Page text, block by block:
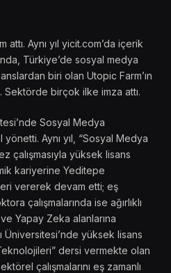
attı. Aynı yıl yicit.com’da içerik
Türkiye’de sosyal medya
biri olan Utopic Farm’ın
Sektörde birçok ilke imza attı.
Sosyal Medya
yönetti. Aynı yıl, “Sosyal Medya
çalışmasıyla yüksek lisans
kariyerine Yeditepe
vererek devam etti; eş
çalışmalarında ise ağırlıklı
Yapay Zeka alanlarına
Üniversitesi’nde yüksek lisans
dersi vermekte olan
çalışmalarını eş zamanlı